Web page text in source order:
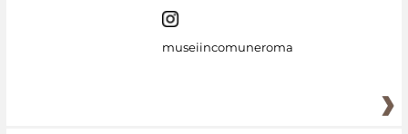
museiincomuneroma